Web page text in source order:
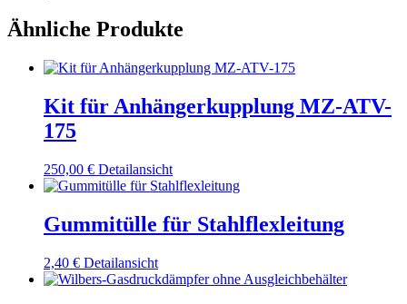
Ähnliche Produkte
Kit für Anhängerkupplung MZ-ATV-
175
250,00 € Detailansicht
Gummitülle für Stahlflexleitung
2,40 € Detailansicht